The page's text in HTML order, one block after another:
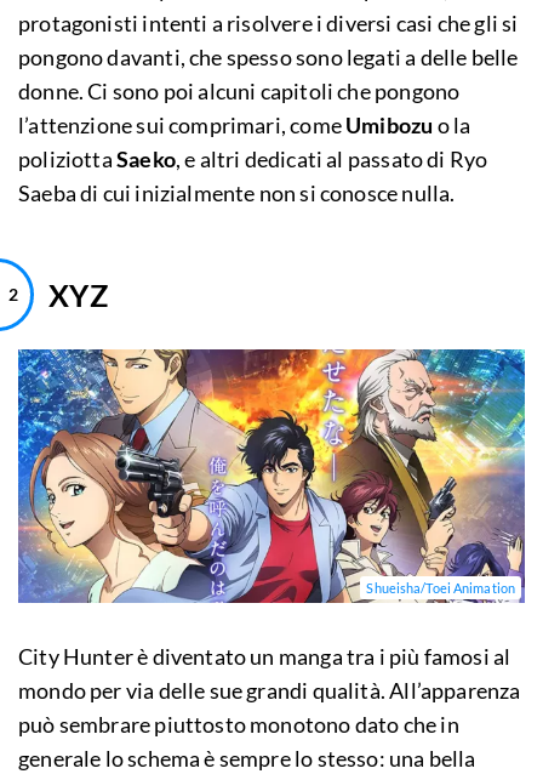
protagonisti intenti a risolvere i diversi casi che gli si
pongono davanti, che spesso sono legati a delle belle
donne. Ci sono poi alcuni capitoli che pongono
l’attenzione sui comprimari, comeUmibozu o la
poliziottaSaeko, e altri dedicati al passato di Ryo
Saeba di cui inizialmente non si conosce nulla.
XYZ
Shueisha/Toei Animation
City Hunter è diventato un manga tra i più famosi al
mondo per via delle sue grandi qualità. All’apparenza
può sembrare piuttosto monotono dato che in
generale lo schema è sempre lo stesso: una bella